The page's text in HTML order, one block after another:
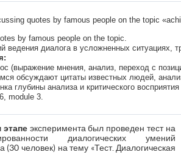
quotes by famous people on the topic
by famous people on the topic.
ведения диалога в усложненных ситуациях,
(выражение мнения, анализ, переход с
обсуждают цитаты известных людей,
глубины анализа и критического
module 3.
эксперимента был проведен тест на
диалогических умений
человек) на тему «Тест. Диалогическая